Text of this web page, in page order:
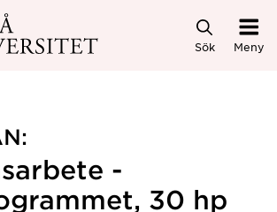
innehållet
Sök Meny
-
30 hp